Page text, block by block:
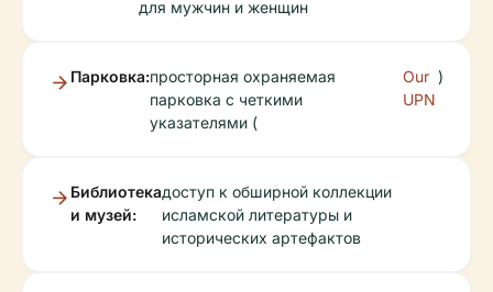
для мужчин и женщин
Парковка:просторная охраняемая
парковка с четкими
указателями (
Our
UPN
)
Библиотека
и музей:
доступ к обширной коллекции
исламской литературы и
исторических артефактов